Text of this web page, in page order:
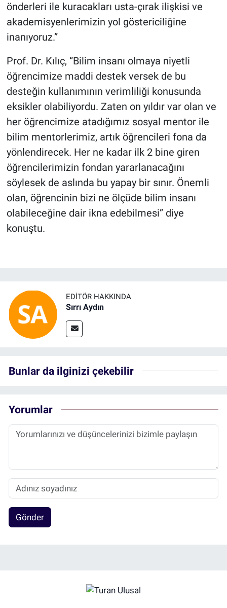
önderleri ile kuracakları usta-çırak ilişkisi ve
akademisyenlerimizin yol göstericiliğine
inanıyoruz.”
Prof. Dr. Kılıç, “Bilim insanı olmaya niyetli
öğrencimize maddi destek versek de bu
desteğin kullanımının verimliliği konusunda
eksikler olabiliyordu. Zaten on yıldır var olan ve
her öğrencimize atadığımız sosyal mentor ile
bilim mentorlerimiz, artık öğrencileri fona da
yönlendirecek. Her ne kadar ilk 2 bine giren
öğrencilerimizin fondan yararlanacağını
söylesek de aslında bu yapay bir sınır. Önemli
olan, öğrencinin bizi ne ölçüde bilim insanı
olabileceğine dair ikna edebilmesi” diye
konuştu.
EDITÖR HAKKINDA
Sırrı Aydın
Bunlar da ilginizi çekebilir
Yorumlar
Gönder